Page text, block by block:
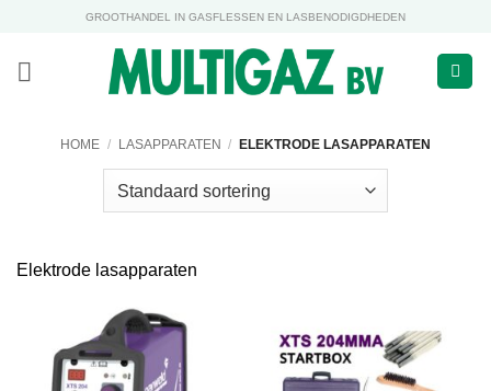
inhoud
GROOTHANDEL IN GASFLESSEN EN LASBENODIGDHEDEN
HOME / LASAPPARATEN / ELEKTRODE LASAPPARATEN
Elektrode lasapparaten